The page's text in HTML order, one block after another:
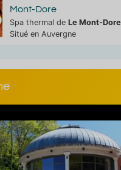
Mont-Dore
Spa thermal de Le Mont-Dore
Situé en Auvergne